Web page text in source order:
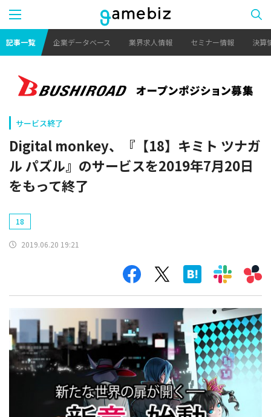
記事一覧 企業データベース 業界求人情報 セミナー情報 決算
サービス終了
Digital monkey、『【18】キミト ツナガ
ル パズル』のサービスを2019年7月20日
をもって終了
18
2019.06.20 19:21